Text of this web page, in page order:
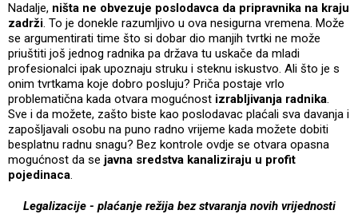
Nadalje, ništa ne obvezuje poslodavca da pripravnika na kraju
zadrži. To je donekle razumljivo u ova nesigurna vremena. Može
se argumentirati time što si dobar dio manjih tvrtki ne može
priuštiti još jednog radnika pa država tu uskače da mladi
profesionalci ipak upoznaju struku i steknu iskustvo. Ali što je s
onim tvrtkama koje dobro posluju? Priča postaje vrlo
problematična kada otvara mogućnost izrabljivanja radnika.
Sve i da možete, zašto biste kao poslodavac plaćali sva davanja i
zapošljavali osobu na puno radno vrijeme kada možete dobiti
besplatnu radnu snagu? Bez kontrole ovdje se otvara opasna
mogućnost da se javna sredstva kanaliziraju u profit
pojedinaca.
Legalizacije - plaćanje režija bez stvaranja novih vrijednosti